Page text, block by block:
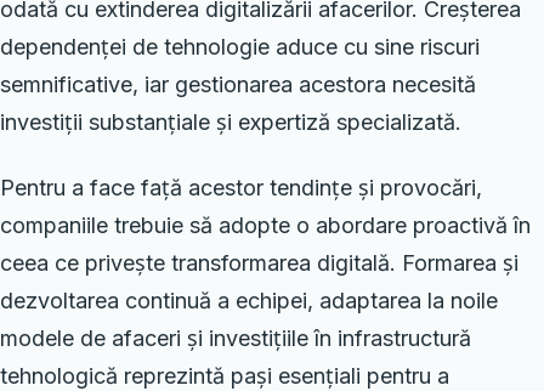
odată cu extinderea digitalizării afacerilor. Creșterea
dependenței de tehnologie aduce cu sine riscuri
semnificative, iar gestionarea acestora necesită
investiții substanțiale și expertiză specializată.
Pentru a face față acestor tendințe și provocări,
companiile trebuie să adopte o abordare proactivă în
ceea ce privește transformarea digitală. Formarea și
dezvoltarea continuă a echipei, adaptarea la noile
modele de afaceri și investițiile în infrastructură
tehnologică reprezintă pași esențiali pentru a